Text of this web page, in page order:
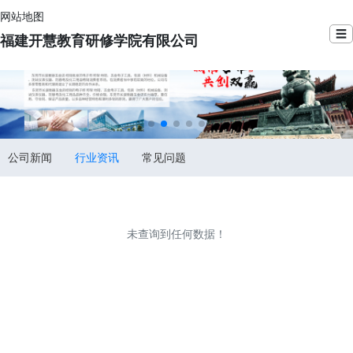
网站地图
福建开慧教育研修学院有限公司 ☰
公司新闻 行业资讯 常见问题
未查询到任何数据！